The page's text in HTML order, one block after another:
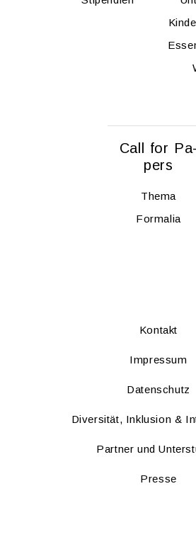
Call for Pa­
pers
Thema
For­ma­lia
Kon­takt
Im­pres­sum
Da­ten­schutz
Di­ver­si­tät, In­klu­si­on &
Part­ner und
Pres­se